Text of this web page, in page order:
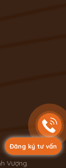
Đăng ký tư vấn
Vượng.